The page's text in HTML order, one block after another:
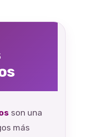
son una
más